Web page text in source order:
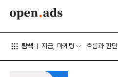
탐색 지금, 마케팅 흐름과 판단